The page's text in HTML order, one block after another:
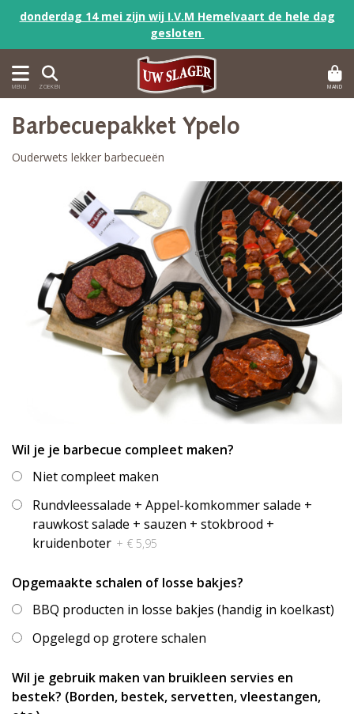
donderdag 14 mei zijn wij I.V.M Hemelvaart de hele dag
gesloten
MENU ZOEKEN MAND
Barbecuepakket Ypelo
Ouderwets lekker barbecueën
Wil je je barbecue compleet maken?
Niet compleet maken
Rundvleessalade + Appel-komkommer salade +
rauwkost salade + sauzen + stokbrood +
kruidenboter + € 5,95
Opgemaakte schalen of losse bakjes?
BBQ producten in losse bakjes (handig in koelkast)
Opgelegd op grotere schalen
Wil je gebruik maken van bruikleen servies en
bestek? (Borden, bestek, servetten, vleestangen,